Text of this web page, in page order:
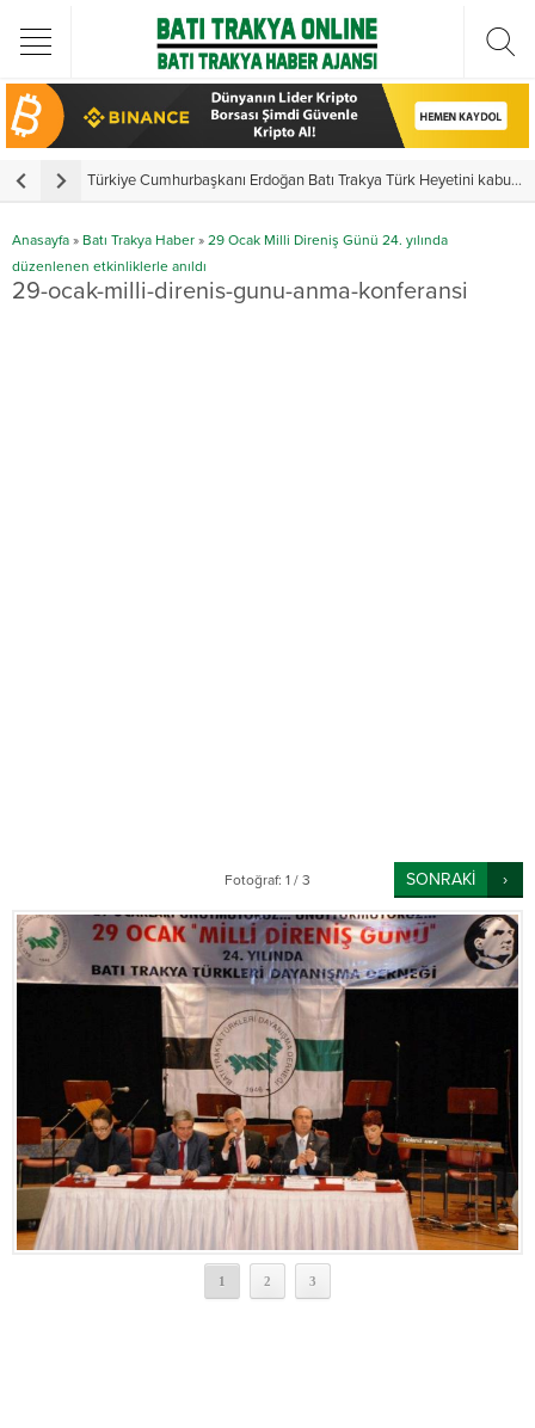
Türkiye Cumhurbaşkanı Erdoğan Batı Trakya Türk Heyetini kabul etti
Anasayfa » Batı Trakya Haber » 29 Ocak Milli Direniş Günü 24. yılında
düzenlenen etkinliklerle anıldı
29-ocak-milli-direnis-gunu-anma-konferansi
Fotoğraf: 1 / 3 SONRAKİ
1 2 3